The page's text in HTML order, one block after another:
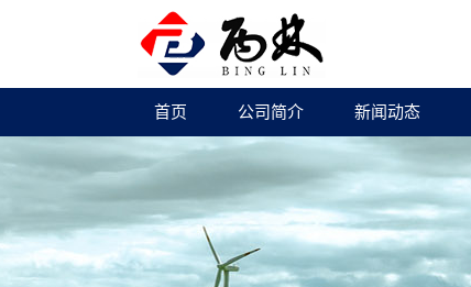
首页 公司简介 新闻动态